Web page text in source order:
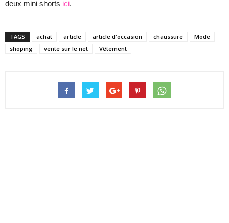
deux mini shorts ici.
TAGS achat article article d'occasion chaussure
Mode
shoping
vente sur le net Vêtement